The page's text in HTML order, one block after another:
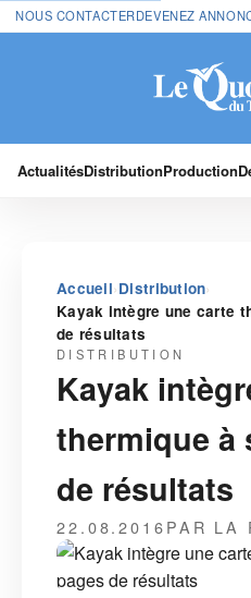
NOUS CONTACTERDEVENEZ
ActualitésDistributionProduction
Accueil›Distribution›
Kayak intègre une carte
de résultats
DISTRIBUTION
Kayak
thermique à
de résultats
22.08.2016PAR LA